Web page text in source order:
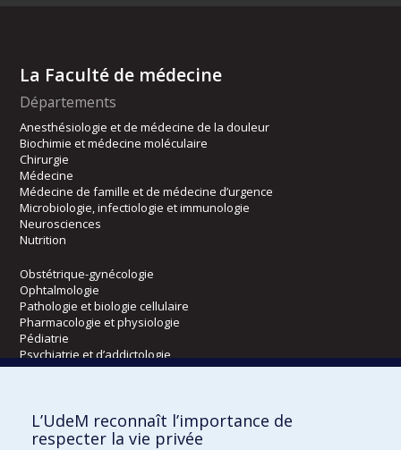
La Faculté de médecine
Départements
Anesthésiologie et de médecine de la douleur
Biochimie et médecine moléculaire
Chirurgie
Médecine
Médecine de famille et de médecine d’urgence
Microbiologie, infectiologie et immunologie
Neurosciences
Nutrition
Obstétrique-gynécologie
Ophtalmologie
Pathologie et biologie cellulaire
Pharmacologie et physiologie
Pédiatrie
Psychiatrie et d’addictologie
Radiologie, radio-oncologie et médecine nucléaire
Écoles
L’UdeM reconnaît l’importance de
respecter la vie privée